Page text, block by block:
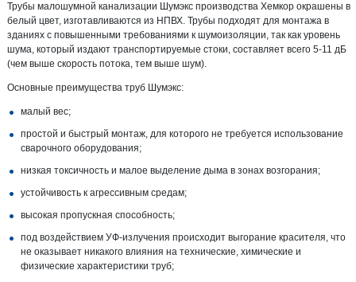
Трубы малошумной канализации Шумэкс производства Хемкор окрашены в
белый цвет, изготавливаются из НПВХ. Трубы подходят для монтажа в
зданиях с повышенными требованиями к шумоизоляции, так как уровень
шума, который издают транспортируемые стоки, составляет всего 5-11 дБ
(чем выше скорость потока, тем выше шум).
Основные преимущества труб Шумэкс:
малый вес;
простой и быстрый монтаж, для которого не требуется использование
сварочного оборудования;
низкая токсичность и малое выделение дыма в зонах возгорания;
устойчивость к агрессивным средам;
высокая пропускная способность;
под воздействием УФ-излучения происходит выгорание красителя, что
не оказывает никакого влияния на технические, химические и
физические характеристики труб;